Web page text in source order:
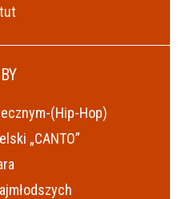
(Hip-Hop)
„CANTO”